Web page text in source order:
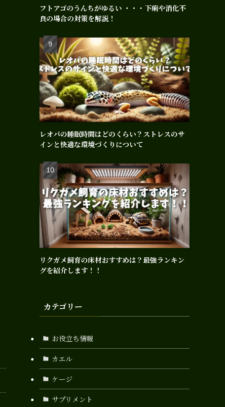
フトアゴのうんちがゆるい ・・・下痢や消化不
良の場合の対策を解説！
レオパの睡眠時間はどのくらい？ストレスのサ
インと快適な環境づくりについて
リクガメ飼育の床材おすすめは？最強ランキン
グを紹介します！！
カテゴリー
お役立ち情報
カエル
ケージ
サプリメント